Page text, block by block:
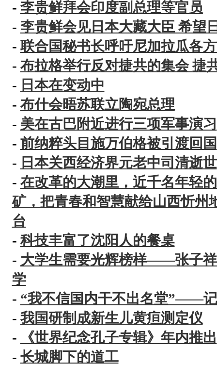
- 李贵鲜拜会印度副总理等官员
- 李贵鲜会见日本大藏大臣 希望
-联合国秘书长呼吁尼加拉瓜各
- 布拉格举行反对捷共的集会 捷
- 日本在变动中
- 布什会晤苏联立陶宛总理
- 美在古巴附近进行三项军事演习
- 前纳粹头目施万伯格被引渡回国
- 日本关西经济界元老中司清逝世
- 在改革的大潮里，近千名年轻
矿，把青春和智慧献给山西忻
台
- 科技丰富了沈阳人的餐桌
- 大学生需要光辉榜样——张子
学
- “我不信国内干不出名堂”——
- 我国研制成新生儿黄疸测定仪
-
《世界纪念孔子专辑》年内推出
- 长城脚下的道工